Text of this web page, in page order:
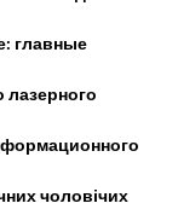
главные
чоловічих